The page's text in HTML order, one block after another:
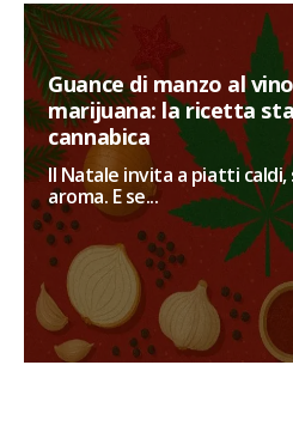
Guance di manzo al
marijuana: la ricetta
cannabica
Il Natale invita a piatti
aroma. E se...